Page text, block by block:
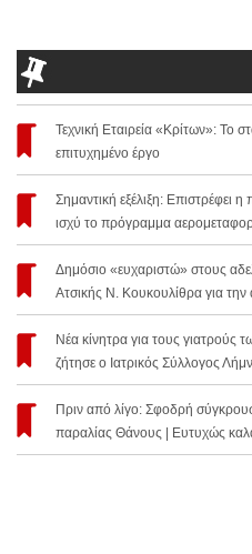
Τεχνική Εταιρεία «Κρίτων»: Το
επιτυχημένο έργο
Σημαντική εξέλιξη:
ισχύ το πρόγραμμα
Δημόσιο «ευχαριστώ» στους
Ατσικής Ν. Κουκουλίθρα για
Νέα κίνητρα για τους γιατρούς
ζήτησε ο Ιατρικός Σύλλογος
Πριν από λίγο: Σφοδρή
παραλίας Θάνους | Ευτυχώς καλά